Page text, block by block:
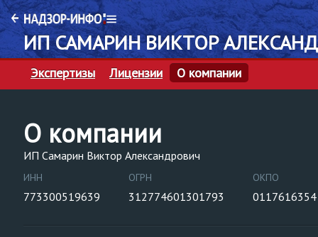
ИП САМАРИН ВИКТОР
Экспертизы Лицензии О компании
О компании
ИП Самарин Виктор Александрович
ИНН
773300519639
ОГРН
312774601301793
ОКПО
0117616354